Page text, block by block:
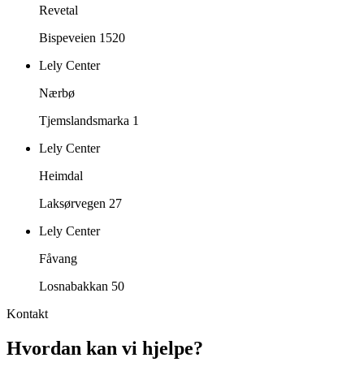
Revetal
Bispeveien 1520
Lely Center
Nærbø
Tjemslandsmarka 1
Lely Center
Heimdal
Laksørvegen 27
Lely Center
Fåvang
Losnabakkan 50
Kontakt
Hvordan kan vi hjelpe?